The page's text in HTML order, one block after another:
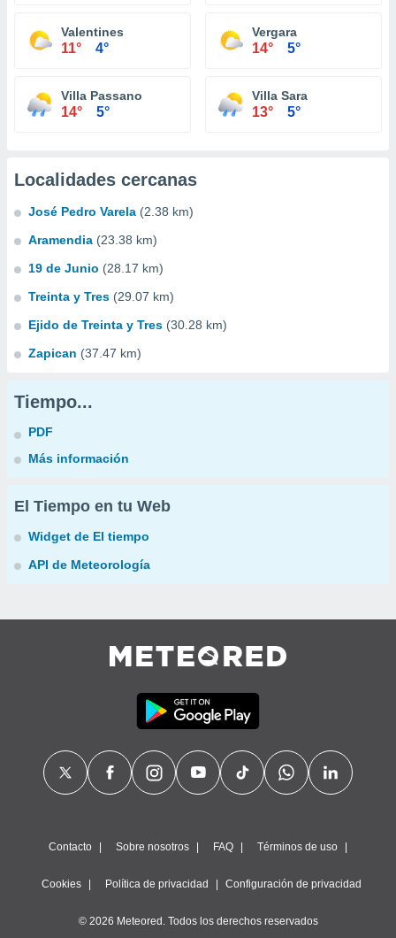
Valentines
11° 4°
Vergara
14° 5°
Villa Passano
14° 5°
Villa Sara
13° 5°
Localidades cercanas
José Pedro Varela (2.38 km)
Aramendia (23.38 km)
19 de Junio (28.17 km)
Treinta y Tres (29.07 km)
Ejido de Treinta y Tres (30.28 km)
Zapican (37.47 km)
Tiempo...
PDF
Más información
El Tiempo en tu Web
Widget de El tiempo
API de Meteorología
Contacto Sobre nosotros FAQ Términos de uso
Cookies Política de privacidad Configuración de privacidad
© 2026 Meteored. Todos los derechos reservados